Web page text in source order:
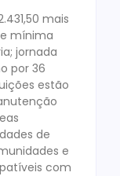
mais
mínima
jornada
por 36
estão
de
e
com